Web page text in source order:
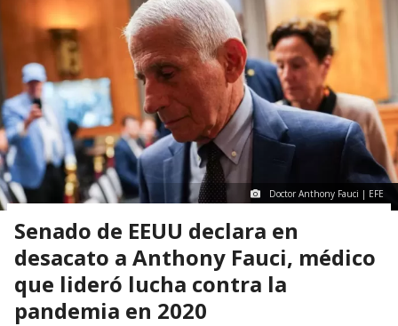
Doctor Anthony Fauci | EFE
Senado de EEUU declara en
desacato a Anthony Fauci, médico
que lideró lucha contra la
pandemia en 2020